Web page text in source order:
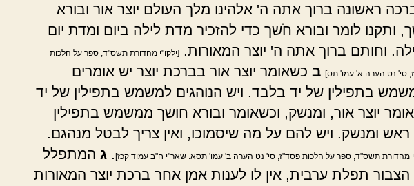
ראשונה ברוך אתה ה' אלהינו מלך העולם יוצר אור ובורא
ותקנו לומר ובורא חֹשך כדי להזכיר מדת לילה ביום ומדת יום
וחותם ברוך אתה ה' יוצר המאורות.
[ילקו"י מהדורת תשס"ד, ספר על הלכות
סי' נט הערה א' עמו' תס] ב כשאומר יוצר אור בברכת יוצר יש אומרים
בתפילין של יד בלבד. ויש הנוהגים למשמש בתפילין של יד
יוצר אור, ומנשק, וכשאומר ובורא חושך ממשמש בתפילין
ומנשק. ויש להם על מה שיסמוכו, ואין צריך לבטל מנהגם.
מהדורת תשס"ד, ספר על הלכות פסד"ז, סי' נט הערה ב' עמו' תסא. שאר"י ח"ב עמוד קכז] ג המתפלל
תפלת ערבית, אין לו לענות אמן אחר ברכת יוצר המאורות